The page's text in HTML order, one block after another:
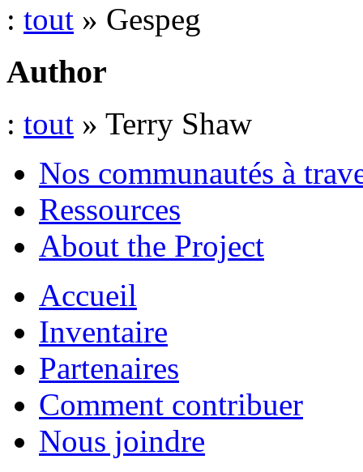
: tout » Gespeg
Author
: tout » Terry Shaw
Nos communautés à
Ressources
About the Project
Accueil
Inventaire
Partenaires
Comment contribuer
Nous joindre